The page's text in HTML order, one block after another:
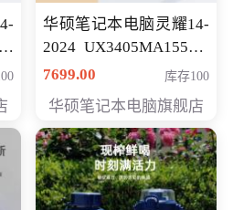
华硕笔记本电脑灵耀14-
2024 UX3405MA155夜
空蓝 oled 智慧轻薄本 会
7699.00 库存100
华硕笔记本电脑旗舰店